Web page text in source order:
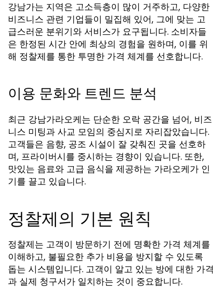
강남가는 지역은 고소득층이 많이 거주하고, 다양한
비즈니스 관련 기업들이 밀집해 있어, 그에 맞는 고
급스러운 분위기와 서비스가 요구됩니다. 소비자들
은 한정된 시간 안에 최상의 경험을 원하며, 이를 위
해 정찰제를 통한 투명한 가격 체계를 선호합니다.
이용 문화와 트렌드 분석
최근 강남가라오케는 단순한 오락 공간을 넘어, 비즈
니스 미팅과 사교 모임의 중심지로 자리잡았습니다.
고객들은 음향, 공조 시설이 잘 갖춰진 곳을 선호하
며, 프라이버시를 중시하는 경향이 있습니다. 또한,
맛있는 음료와 고급 음식을 제공하는 가라오케가 인
기를 끌고 있습니다.
정찰제의 기본 원칙
정찰제는 고객이 방문하기 전에 명확한 가격 체계를
이해하고, 불필요한 추가 비용을 방지할 수 있도록
돕는 시스템입니다. 고객이 알고 있는 방에 대한 가격
과 실제 청구서가 일치하는 것이 중요합니다.